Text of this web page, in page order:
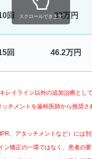
回 33万円
回 46.2万円
スクロールできます
レイライン以外の追加治療とし
チメントを歯科医師から推奨さ
、アタッチメントなど）には別
ン矯正の一環ではなく、患者の